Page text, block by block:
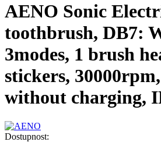
AENO Sonic
toothbrush, DB7:
3modes, 1 brush
stickers,
without charging,
Dostupnost: